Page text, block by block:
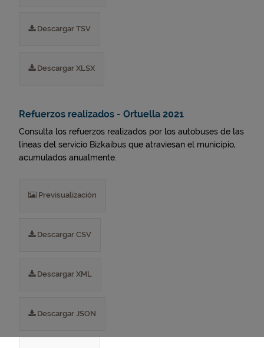
Descargar TSV
Descargar XLSX
Refuerzos realizados - Ortuella 2021
Consulta los refuerzos realizados por los autobuses de las
líneas del servicio Bizkaibus que atraviesan el municipio,
acumulados anualmente.
Previsualización
Descargar CSV
Descargar XML
Descargar JSON